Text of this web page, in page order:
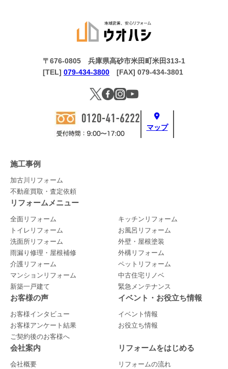
マップ
〒676-0805 兵庫県高砂市米田町米田313-1
[TEL] 079-434-3800 [FAX] 079-434-3801
施工事例
加古川リフォーム
不動産買取・査定依頼
リフォームメニュー
全面リフォーム
キッチンリフォーム
トイレリフォーム
お風呂リフォーム
洗面所リフォーム
外壁・屋根塗装
雨漏り修理・屋根補修
外構リフォーム
介護リフォーム
ペットリフォーム
マンションリフォーム
中古住宅リノベ
新築一戸建て
緊急メンテナンス
お客様の声
お客様インタビュー
お客様アンケート結果
ご契約後のお客様へ
イベント・お役立ち情報
イベント情報
お役立ち情報
会社案内
会社概要
リフォームをはじめる
リフォームの流れ